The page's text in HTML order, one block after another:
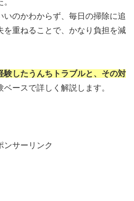
いのかわからず、毎日の掃除に追
を重ねることで、かなり負担を減
験したうんちトラブルと、その対
ベースで詳しく解説します。
ンサーリンク